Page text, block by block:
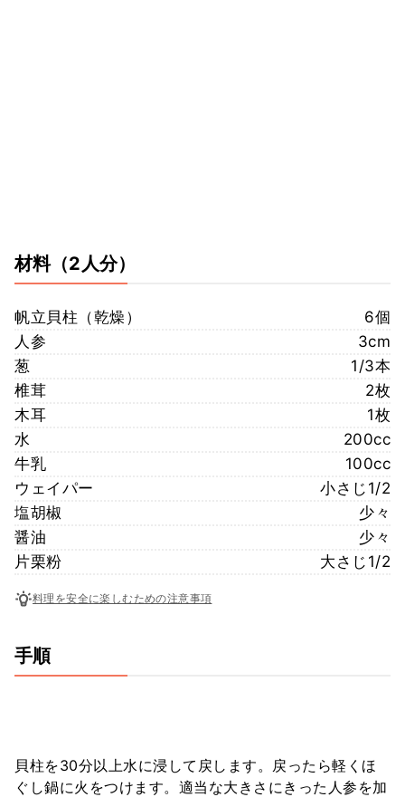
材料（2人分）
帆立貝柱（乾燥）
6個
人参
3cm
葱
1/3本
椎茸
2枚
木耳
1枚
水
200cc
牛乳
100cc
ウェイパー
小さじ1/2
塩胡椒
少々
醤油
少々
片栗粉
大さじ1/2
料理を安全に楽しむための注意事項
手順
貝柱を30分以上水に浸して戻します。戻ったら軽くほ
ぐし鍋に火をつけます。適当な大きさにきった人参を加